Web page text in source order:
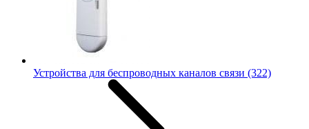
Устройства для беспроводных каналов связи (322)